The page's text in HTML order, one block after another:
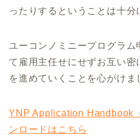
ったりするということは十分
ユーコンノミニープログラム
て雇用主任せにせずお互い密
を進めていくことを心がけま
YNP Application Handbook
ンロードはこちら